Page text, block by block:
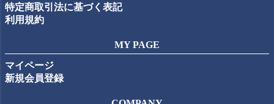
特定商取引法に基づく表記
利用規約
MY PAGE
マイページ
新規会員登録